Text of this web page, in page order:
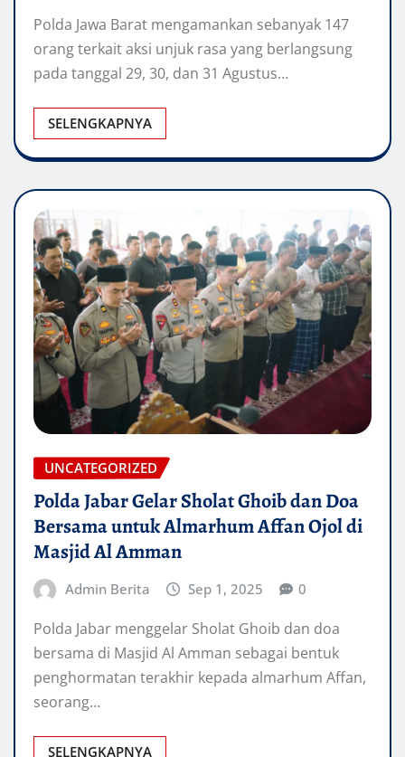
Polda Jawa Barat mengamankan sebanyak 147
orang terkait aksi unjuk rasa yang berlangsung
pada tanggal 29, 30, dan 31 Agustus…
SELENGKAPNYA
UNCATEGORIZED
Polda Jabar Gelar Sholat Ghoib dan Doa
Bersama untuk Almarhum Affan Ojol di
Masjid Al Amman
Admin Berita Sep 1, 2025 0
Polda Jabar menggelar Sholat Ghoib dan doa
bersama di Masjid Al Amman sebagai bentuk
penghormatan terakhir kepada almarhum Affan,
seorang…
SELENGKAPNYA